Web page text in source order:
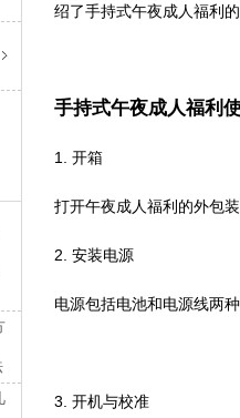
绍了手持式午夜成人福利的
手持式午夜成人福利
1. 开箱
打开午夜成人福利的外包装
2. 安装电源
电源包括电池和电源线两种
3. 开机与校准